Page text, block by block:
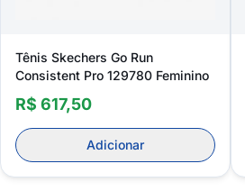
Tênis Skechers Go Run
Consistent Pro 129780 Feminino
R$ 617,50
Adicionar